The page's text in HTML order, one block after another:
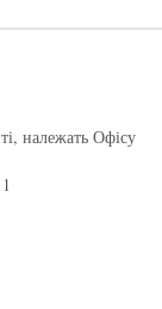
належать Офісу